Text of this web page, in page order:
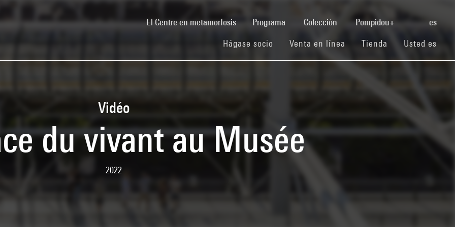
El Centre en metamorfosis(current)Programa Colección Pompidou+ es
Hágase socio (current)
Venta en línea (current)
Tienda (current)
Usted es
Vidéo
du vivant au Musée
2022